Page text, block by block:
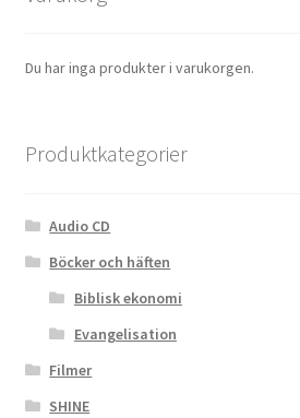
Du har inga produkter i varukorgen.
Produktkategorier
Audio CD
Böcker och häften
Biblisk ekonomi
Evangelisation
Filmer
SHINE